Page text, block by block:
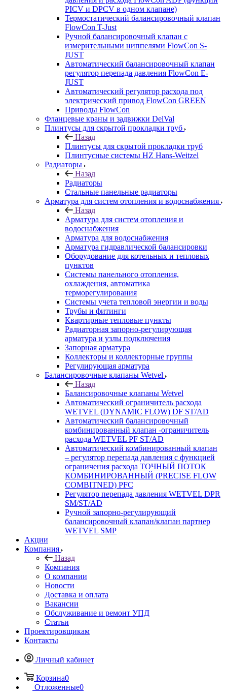
PICV и DPCV в одном клапане)
Термостатический балансировочный клапан
FlowСon T-Just
Ручной балансировочный клапан с
измерительными ниппелями FlowСon S-
JUST
Автоматический балансировочный клапан
регулятор перепада давления FlowСon E-
JUST
Автоматический регулятор расхода под
электрический привод FlowСon GREEN
Приводы FlowCon
Фланцевые краны и задвижки DelVal
Плинтусы для скрытой прокладки труб
Назад
Плинтусы для скрытой прокладки труб
Плинтусные системы HZ Hans-Weitzel
Радиаторы
Назад
Радиаторы
Стальные панельные радиаторы
Арматура для систем отопления и водоснабжения
Назад
Арматура для систем отопления и
водоснабжения
Арматура для водоснабжения
Арматура гидравлической балансировки
Оборудование для котельных и тепловых
пунктов
Системы панельного отопления,
охлаждения, автоматика
терморегулирования
Системы учета тепловой энергии и воды
Трубы и фитинги
Квартирные тепловые пункты
Радиаторная запорно-регулирующая
арматура и узлы подключения
Запорная арматура
Коллекторы и коллекторные группы
Регулирующая арматура
Балансировочные клапаны Wetvel
Назад
Балансировочные клапаны Wetvel
Автоматический ограничитель расхода
WETVEL (DYNAMIC FLOW) DF ST/AD
Автоматический балансировочный
комбинированный клапан -ограничитель
расхода WETVEL PF ST/AD
Автоматический комбинированный клапан
– регулятор перепада давления с функцией
ограничения расхода ТОЧНЫЙ ПОТОК
КОМБИНИРОВАННЫЙ (PRECISE FLOW
COMBIТNED) PFC
Регулятор перепада давления WETVEL DPR
SM/ST/AD
Ручной запорно-регулирующий
балансировочный клапан/клапан партнер
WETVEL SMP
Акции
Компания
Назад
Компания
О компании
Новости
Доставка и оплата
Вакансии
Обслуживание и ремонт УПД
Статьи
Проектировщикам
Контакты
Личный кабинет
Корзина0
Отложенные0